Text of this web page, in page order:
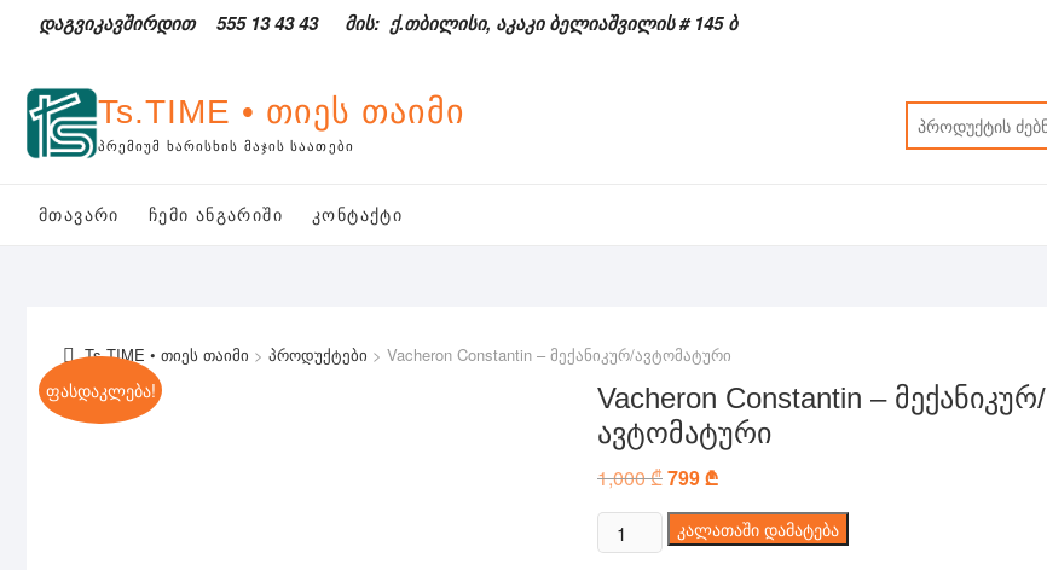
დაგვიკავშირდით 555 13 43 43 მის: ქ.თბილისი, აკაკი ბელიაშვილის # 145 ბ
Ts.TIME • თიეს თაიმი
ᲞᲠᲔᲛᲘᲣᲛ ᲮᲐᲠᲘᲡᲮᲘᲡ ᲛᲐᲯᲘᲡ ᲡᲐᲐᲗᲔᲑᲘ
ᲛᲗᲐᲕᲐᲠᲘ ᲩᲔᲛᲘ ᲐᲜᲒᲐᲠᲘᲨᲘ ᲙᲝᲜᲢᲐᲥᲢᲘ
Ts.TIME • თიეს თაიმი > პროდუქტები > Vacheron Constantin – მექანიკურ/ავტომატური
ფასდაკლება!
Vacheron Constantin – მექანიკურ/
ავტომატური
1,000₾Original
was:
1,000 ₾.
799₾Current
is:
799 ₾.
რაოდენობა:
Vacheron
კალათაში დამატება